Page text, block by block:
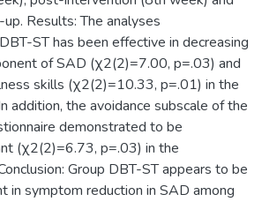
Results: The analyses
ST has been effective in decreasing
of SAD (χ2(2)=7.00, p=.03) and
skills (χ2(2)=10.33, p=.01) in the
addition, the avoidance subscale of the
demonstrated to be
(χ2(2)=6.73, p=.03) in the
Group DBT-ST appears to be
in symptom reduction in SAD among